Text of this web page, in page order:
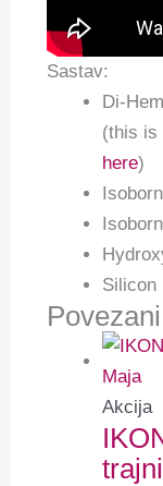
Sastav:
Di-
(this is
here)
Silicon
Akcija